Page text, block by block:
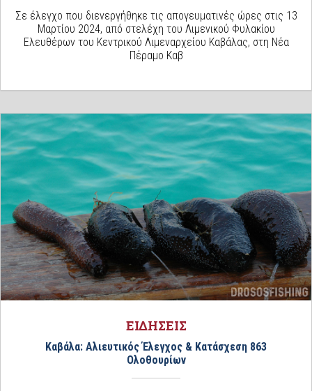
Σε έλεγχο που διενεργήθηκε τις απογευματινές ώρες στις 13
Μαρτίου 2024, από στελέχη του Λιμενικού Φυλακίου
Ελευθέρων του Κεντρικού Λιμεναρχείου Καβάλας, στη Νέα
Πέραμο Καβ
ΕΙΔΗΣΕΙΣ
Καβάλα: Αλιευτικός Έλεγχος & Κατάσχεση 863
Ολοθουρίων